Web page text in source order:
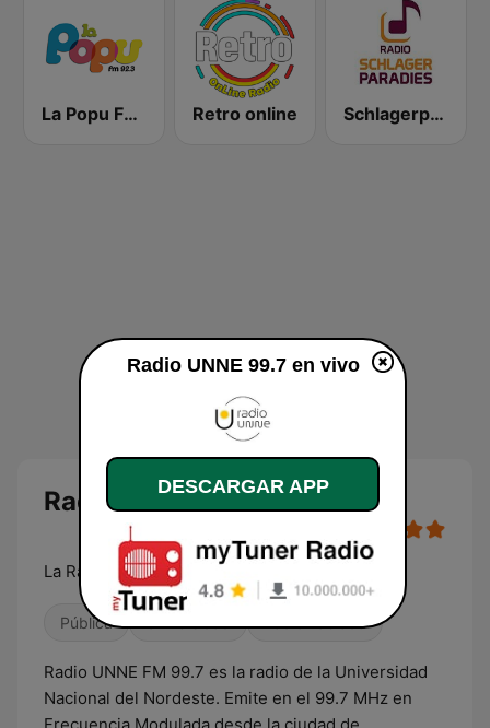
La Popu FM 92.3 Retro online Schlagerparadies
Radio UNNE 99.7 en vivo
La Radio de tu Universidad
Pública Universidad Radio hablada
Radio UNNE FM 99.7 es la radio de la Universidad
Nacional del Nordeste. Emite en el 99.7 MHz en
Radio UNNE 99.7 en vivo
DESCARGAR APP